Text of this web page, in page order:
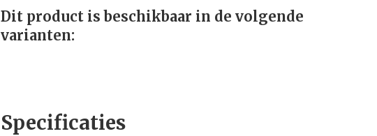
Dit product is beschikbaar in de volgende
varianten:
Specificaties